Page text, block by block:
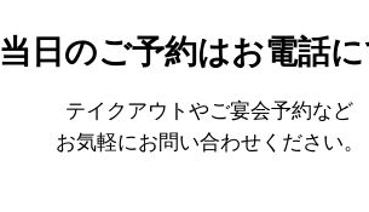
当日のご予約はお電話
テイクアウトやご宴会予約など
お気軽にお問い合わせください。